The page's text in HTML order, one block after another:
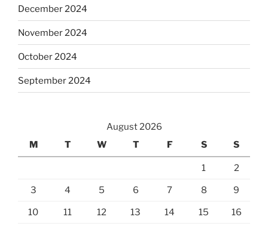
December 2024
November 2024
October 2024
September 2024
August 2026
M
T W T F S S
1 2
3 4 5 6 7 8 9
10 11 12 13 14 15 16